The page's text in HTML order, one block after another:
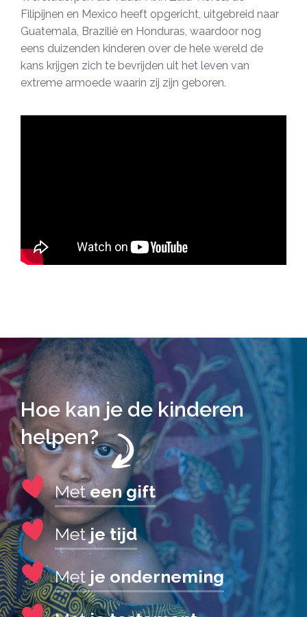
Filipijnen en Mexico heeft opgericht, uitgebreid naar
Guatemala, Brazilië en Honduras, waardoor nog
eens duizenden kinderen over de hele wereld de
kans krijgen zich te bevrijden uit het leven van
extreme armoede waarin zij zijn geboren.
Hoe kan je de kinderen
helpen?
Meteen gift
Metje tijd
Met je onderneming